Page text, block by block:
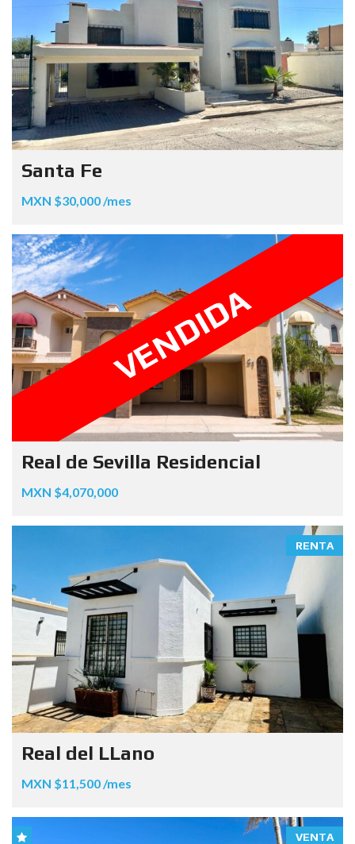
Santa Fe
MXN $30,000 /mes
VENDIDA
Real de Sevilla Residencial
MXN $4,070,000
RENTA
Real del LLano
MXN $11,500 /mes
VENTA